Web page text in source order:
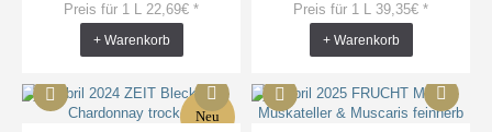
Preis für 1 L 22,69€ *
+ Warenkorb
Preis für 1 L 39,35€ *
+ Warenkorb
Neu